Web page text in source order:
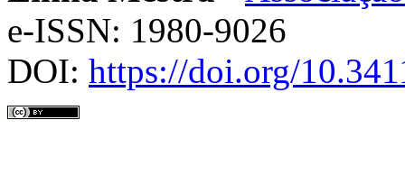
e-ISSN: 1980-9026
DOI: https://doi.org/